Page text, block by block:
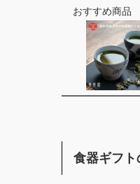
おすすめ商品
食器ギフ